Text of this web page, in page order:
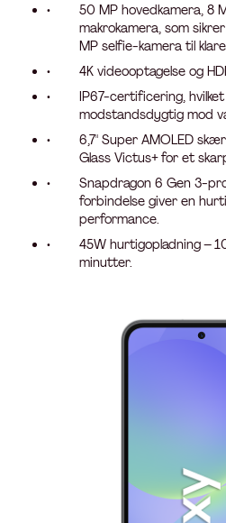
50 MP hovedkamera, 8
makrokamera, som
MP selfie-kamera til
4K videooptagelse og
IP67-certificering,
modstandsdygtig mod
6,7" Super AMOLED
Glass Victus+ for et
Snapdragon 6 Gen 3-
forbindelse giver en
performance.
45W hurtigopladning –
minutter.